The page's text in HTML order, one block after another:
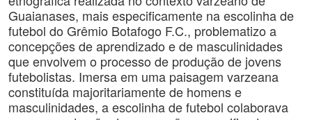
Guaianases, mais especificamente na escolinha de
futebol do Grêmio Botafogo F.C., problematizo a
concepções de aprendizado e de masculinidades
que envolvem o processo de produção de jovens
futebolistas. Imersa em uma paisagem varzeana
constituída majoritariamente de homens e
masculinidades, a escolinha de futebol colaborava